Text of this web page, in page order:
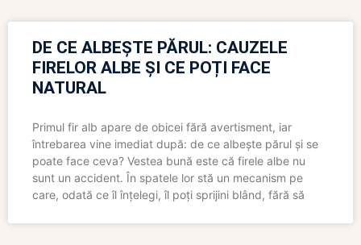
DE CE ALBEȘTE PĂRUL: CAUZELE
FIRELOR ALBE ȘI CE POȚI FACE
NATURAL
Primul fir alb apare de obicei fără avertisment, iar
întrebarea vine imediat după: de ce albește părul și se
poate face ceva? Vestea bună este că firele albe nu
sunt un accident. În spatele lor stă un mecanism pe
care, odată ce îl înțelegi, îl poți sprijini blând, fără să